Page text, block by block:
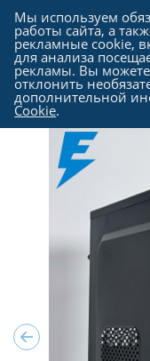
Каталог
Мы используем
работы сайта, а
рекламные cookie,
для анализа
рекламы. Вы
отклонить
дополнительной
Cookie.